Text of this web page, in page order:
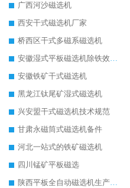
广西河沙磁选机
西安干式磁选机厂家
桥西区干式多磁系磁选机
安徽湿式平板磁选机除铁效果怎么样
安徽铁矿干式磁选机
黑龙江钛尾矿湿式磁选机
兴安盟干式磁选机技术规范
甘肃永磁筒式磁选机备件
河北一站式的铁矿磁选机
四川锰矿平板磁选
陕西平板全自动磁选机生产厂家